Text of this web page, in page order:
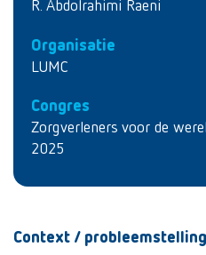
R. Abdolrahimi Raeni
Organisatie
LUMC
Congres
Zorgverleners voor de
2025
Context /